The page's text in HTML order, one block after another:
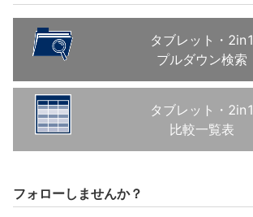
タブレット・2in1
プルダウン検索
タブレット・2in1
比較一覧表
フォローしませんか？